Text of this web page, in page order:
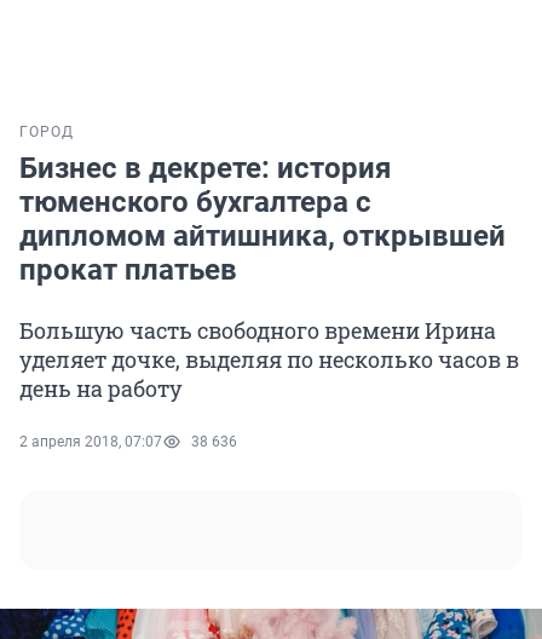
ГОРОД
Бизнес в декрете: история
тюменского бухгалтера с
дипломом айтишника, открывшей
прокат платьев
Большую часть свободного времени Ирина
уделяет дочке, выделяя по несколько часов в
день на работу
2 апреля 2018, 07:07 38 636